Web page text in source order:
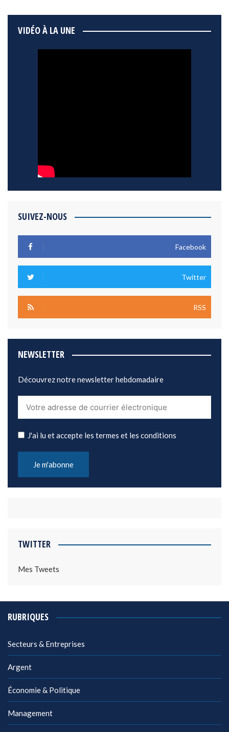
VIDÉO À LA UNE
SUIVEZ-NOUS
Facebook
Twitter
RSS
NEWSLETTER
Découvrez notre newsletter hebdomadaire
J'ai lu et accepte les termes et les conditions
TWITTER
Mes Tweets
RUBRIQUES
Secteurs & Entreprises
Argent
Économie & Politique
Management